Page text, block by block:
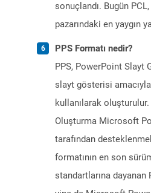
sonuçlandı. Bugün PCL,
pazarındaki en yaygın
PPS Formatı nedir?
PPS, PowerPoint Slayt
slayt gösterisi
kullanılarak
Oluşturma Microsoft
tarafından
formatının en son
standartlarına dayanan